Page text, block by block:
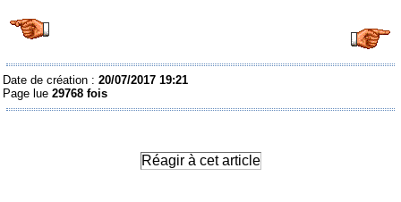
Date de création :20/07/2017 19:21
Page lue29768 fois
Réagir à cet article